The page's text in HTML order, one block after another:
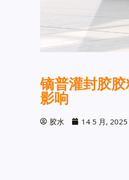
镝普灌封胶
影响
胶水 14 5 月, 2025